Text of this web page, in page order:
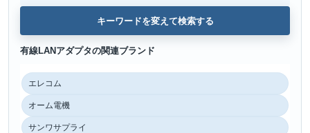
キーワードを変えて検索する
有線LANアダプタの関連ブランド
エレコム
オーム電機
サンワサプライ